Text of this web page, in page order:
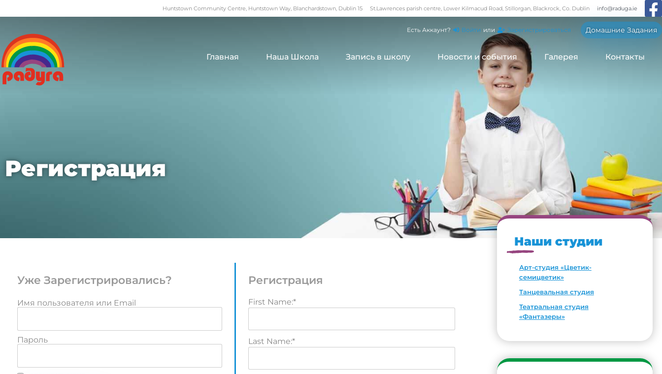
Huntstown Community Centre, Huntstown Way, Blanchardstown, Dublin 15 St.Lawrences parish centre, Lower Kilmacud Road, Stillorgan, Blackrock, Co. Dublin info@raduga.ie
Есть Аккаунт? Войти или Зарегистрироваться Домашние Задания
Главная Наша Школа Запись в школу Новости и события Галерея Контакты
Регистрация
Уже Зарегистрировались?
Имя пользователя или Email
Пароль
Регистрация
First Name:*
Last Name:*
Наши студии
Арт-студия «Цветик-
семицветик»
Танцевальная студия
Театральная студия
«Фантазеры»